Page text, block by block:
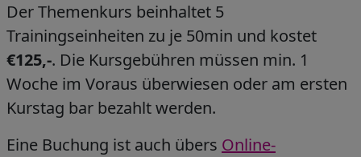
Der Themenkurs beinhaltet 5
Trainingseinheiten zu je 50min und kostet
€125,-. Die Kursgebühren müssen min. 1
Woche im Voraus überwiesen oder am ersten
Kurstag bar bezahlt werden.
Eine Buchung ist auch übers Online-